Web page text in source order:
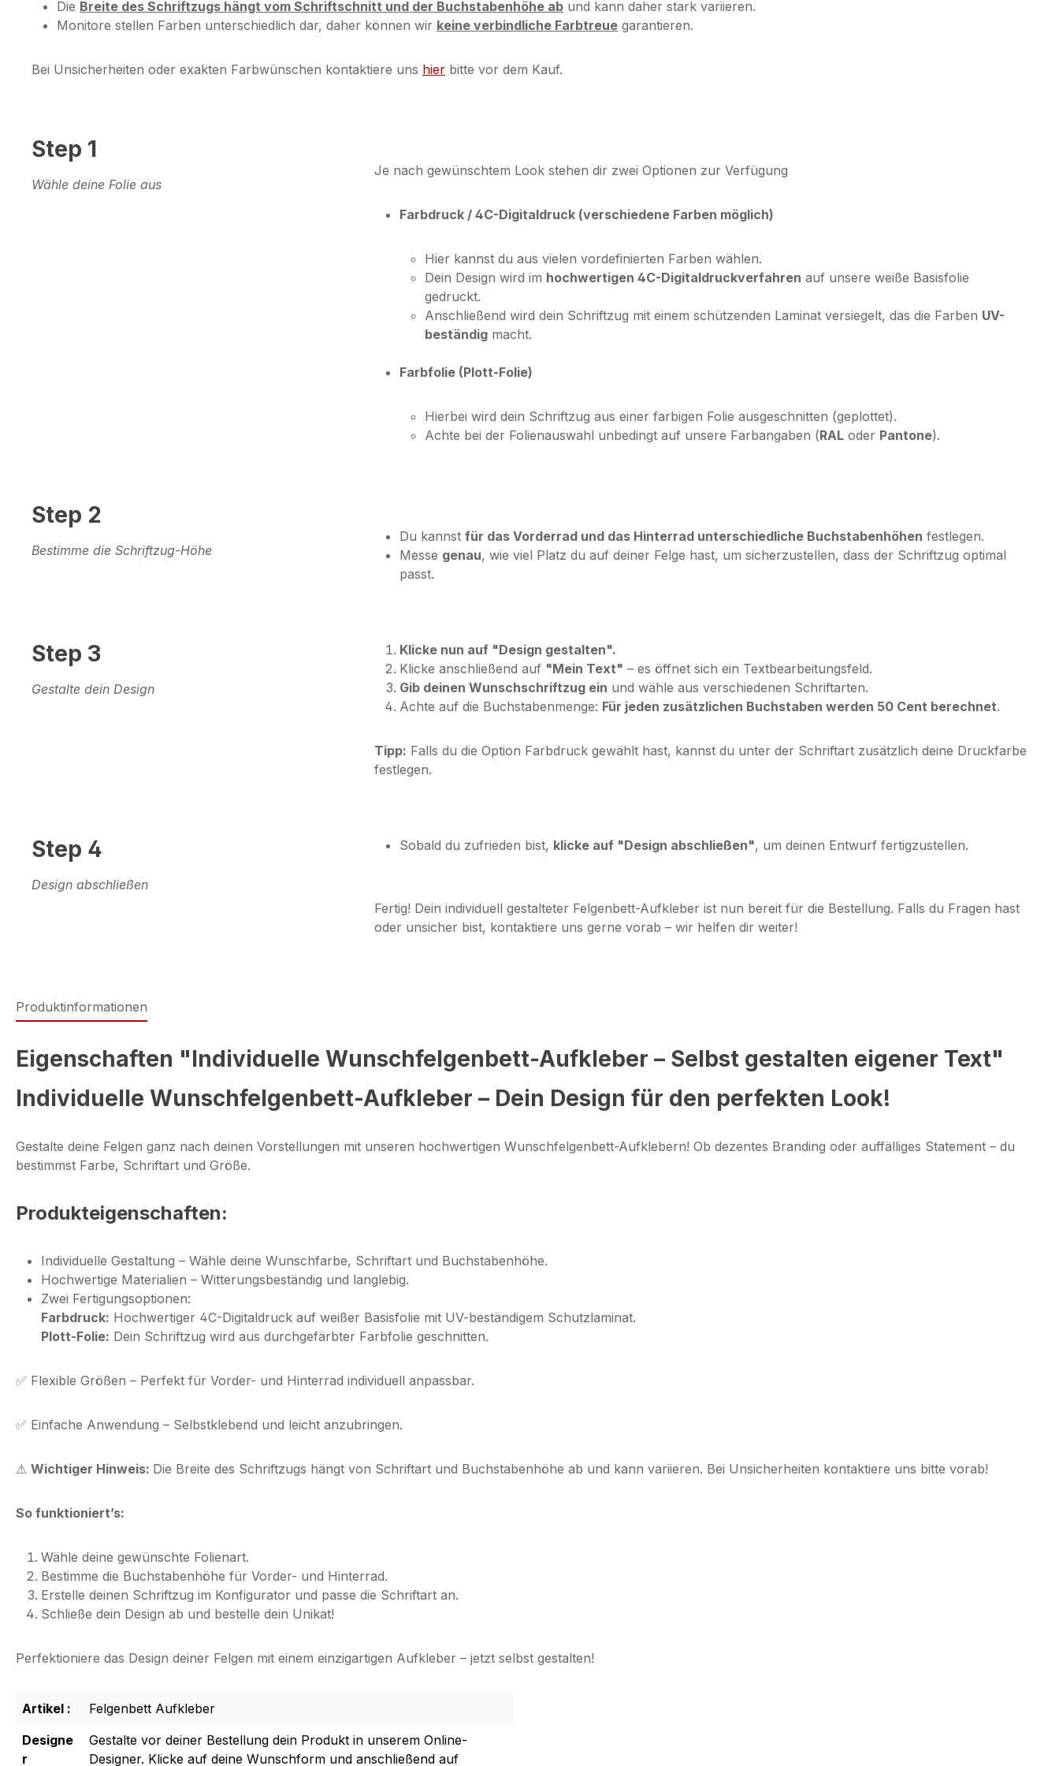
Die Breite des Schriftzugs hängt vom Schriftschnitt und der Buchstabenhöhe ab und kann daher stark variieren.
Monitore stellen Farben unterschiedlich dar, daher können wir keine verbindliche Farbtreue garantieren.
Bei Unsicherheiten oder exakten Farbwünschen kontaktiere uns hier bitte vor dem Kauf.
Step 1
Wähle deine Folie aus
Je nach gewünschtem Look stehen dir zwei Optionen zur Verfügung
Farbdruck / 4C-Digitaldruck (verschiedene Farben möglich)
Hier kannst du aus vielen vordefinierten Farben wählen.
Dein Design wird im hochwertigen 4C-Digitaldruckverfahren auf unsere weiße Basisfolie
gedruckt.
Anschließend wird dein Schriftzug mit einem schützenden Laminat versiegelt, das die Farben UV-
beständigmacht.
Farbfolie (Plott-Folie)
Hierbei wird dein Schriftzug aus einer farbigen Folie ausgeschnitten (geplottet).
Achte bei der Folienauswahl unbedingt auf unsere Farbangaben (RALoder Pantone).
Step 2
Bestimme die Schriftzug-Höhe
Du kannst für das Vorderrad und das Hinterrad unterschiedliche Buchstabenhöhen festlegen.
Messe genau, wie viel Platz du auf deiner Felge hast, um sicherzustellen, dass der Schriftzug optimal
passt.
Step 3
Gestalte dein Design
Klicke nun auf "Design gestalten".
Klicke anschließend auf "Mein Text" – es öffnet sich ein Textbearbeitungsfeld.
Gib deinen Wunschschriftzug ein und wähle aus verschiedenen Schriftarten.
Achte auf die Buchstabenmenge: Für jeden zusätzlichen Buchstaben werden 50 Cent berechnet.
Tipp: Falls du die Option Farbdruckgewählt hast, kannst du unter der Schriftart zusätzlich deine Druckfarbe
festlegen.
Step 4
Design abschließen
Sobald du zufrieden bist, klicke auf "Design abschließen", um deinen Entwurf fertigzustellen.
Fertig! Dein individuell gestalteter Felgenbett-Aufkleber ist nun bereit für die Bestellung. Falls du Fragen hast
oder unsicher bist, kontaktiere uns gerne vorab – wir helfen dir weiter!
Produktinformationen
Eigenschaften "Individuelle Wunschfelgenbett-Aufkleber – Selbst gestalten eigener Text"
Individuelle Wunschfelgenbett-Aufkleber – Dein Design für den perfekten Look!
Gestalte deine Felgen ganz nach deinen Vorstellungen mit unseren hochwertigen Wunschfelgenbett-Aufklebern! Ob dezentes Branding oder auffälliges Statement – du
bestimmst Farbe, Schriftart und Größe.
Produkteigenschaften:
Individuelle Gestaltung – Wähle deine Wunschfarbe, Schriftart und Buchstabenhöhe.
Hochwertige Materialien – Witterungsbeständig und langlebig.
Zwei Fertigungsoptionen:
Farbdruck: Hochwertiger 4C-Digitaldruck auf weißer Basisfolie mit UV-beständigem Schutzlaminat.
Plott-Folie: Dein Schriftzug wird aus durchgefärbter Farbfolie geschnitten.
✅ Flexible Größen – Perfekt für Vorder- und Hinterrad individuell anpassbar.
✅ Einfache Anwendung – Selbstklebend und leicht anzubringen.
⚠ Wichtiger Hinweis: Die Breite des Schriftzugs hängt von Schriftart und Buchstabenhöhe ab und kann variieren. Bei Unsicherheiten kontaktiere uns bitte vorab!
So funktioniert’s:
Wähle deine gewünschte Folienart.
Bestimme die Buchstabenhöhe für Vorder- und Hinterrad.
Erstelle deinen Schriftzug im Konfigurator und passe die Schriftart an.
Schließe dein Design ab und bestelle dein Unikat!
Perfektioniere das Design deiner Felgen mit einem einzigartigen Aufkleber – jetzt selbst gestalten!
Artikel :
Felgenbett Aufkleber
Designe
r
Gestalte vor deiner Bestellung dein Produkt in unserem Online-
Designer. Klicke auf deine Wunschform und anschließend auf